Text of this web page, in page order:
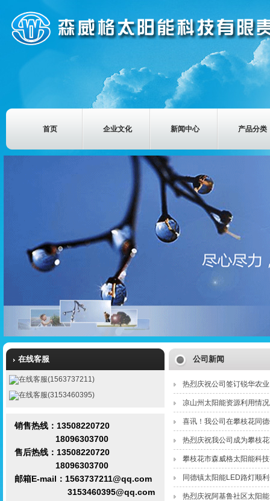
首页 企业文化 新闻中心 产品分类
公司新闻
热烈庆祝公司签订锐华农
凉山州太阳能资源利用情
喜讯！我公司在攀枝花同
热烈庆祝我公司成为攀枝
攀枝花市森威格太阳能科
同德镇太阳能LED路灯顺
热烈庆祝阿基鲁社区太阳
在线客服
在线客服(1563737211)
在线客服(3153460395)
销售热线：13508220720
18096303700
售后热线：13508220720
18096303700
邮箱E-mail：1563737211@qq.com
3153460395@qq.com